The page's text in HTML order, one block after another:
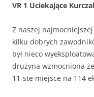
VR 1 Uciekające
Z naszej
kilku dobrych
był nieco
drużyna wzmocniona
11-ste miejsce na 114